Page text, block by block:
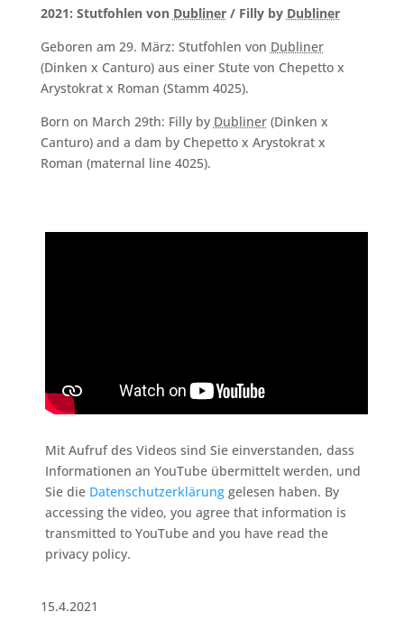
2021: Stutfohlen von Dubliner/ Filly by Dubliner
Geboren am 29. März: Stutfohlen von Dubliner
(Dinken x Canturo) aus einer Stute von Chepetto x
Arystokrat x Roman (Stamm 4025).
Born on March 29th: Filly by Dubliner(Dinken x
Canturo) and a dam by Chepetto x Arystokrat x
Roman (maternal line 4025).
Mit Aufruf des Videos sind Sie einverstanden, dass
Informationen an YouTube übermittelt werden, und
Sie die Datenschutzerklärunggelesen haben. By
accessing the video, you agree that information is
transmitted to YouTube and you have read the
privacy policy.
15.4.2021